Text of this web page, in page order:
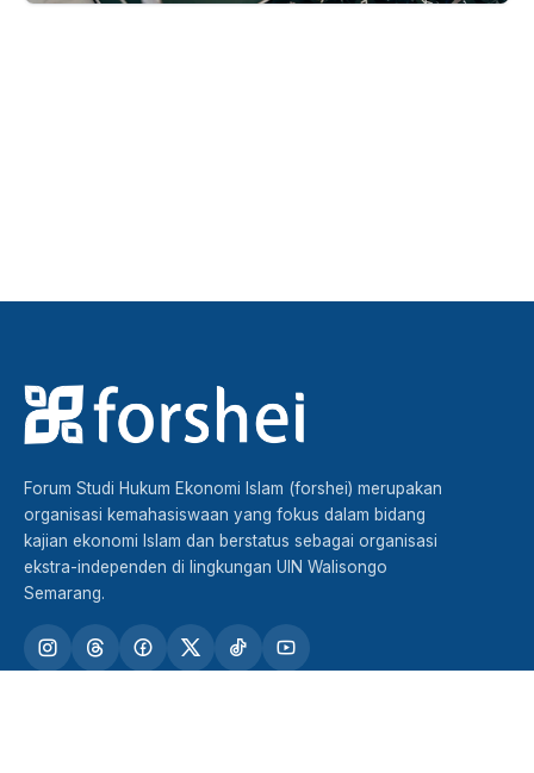
Forum Studi Hukum Ekonomi Islam (forshei) merupakan
organisasi kemahasiswaan yang fokus dalam bidang
kajian ekonomi Islam dan berstatus sebagai organisasi
ekstra-independen di lingkungan UIN Walisongo
Semarang.